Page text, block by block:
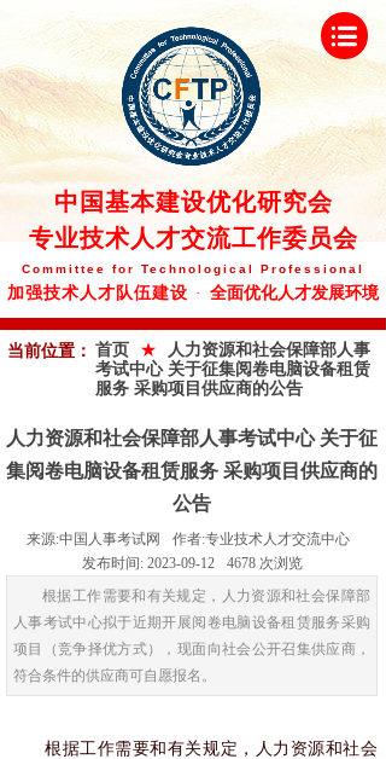
加强技术人才队伍建设 · 全面优化人才发展环境
Committee for Technological Professional
中 国基本建设优化研究会
专业技术人才交流工作委员会
当前位置： 首页 ★
人力资源和社会保障部人事
考试中心 关于征集阅卷电脑设备租赁
服务 采购项目供应商的公告
人力资源和社会保障部人事考试中心 关于征
集阅卷电脑设备租赁服务 采购项目供应商的
公告
来源:中国人事考试网 作者:专业技术人才交流中心
发布时间: 2023-09-12 4678 次浏览
根据工作需要和有关规定，人力资源和社会保障部
人事考试中心拟于近期开展阅卷电脑设备租赁服务采购
项目（竞争择优方式），现面向社会公开召集供应商，
符合条件的供应商可自愿报名。
根据工作需要和有关规定，人力资源和社会